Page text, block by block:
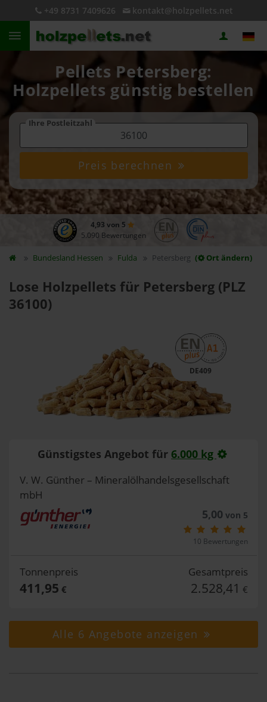
+49 8731 7409626 kontakt@holzpellets.net
Pellets Petersberg:
Holzpellets günstig bestellen
Ihre Postleitzahl
Preis berechnen
4,93 von 5
5.090 Bewertungen
Bundesland Hessen Fulda Petersberg ( Ort ändern)
Lose Holzpellets für Petersberg (PLZ
36100)
DE409
Günstigstes Angebot für 6.000 kg
V. W. Günther – Mineralölhandelsgesellschaft
mbH
5,00 von 5
10 Bewertungen
Tonnenpreis
411,95 €
Gesamtpreis
2.528,41 €
Alle 6 Angebote anzeigen